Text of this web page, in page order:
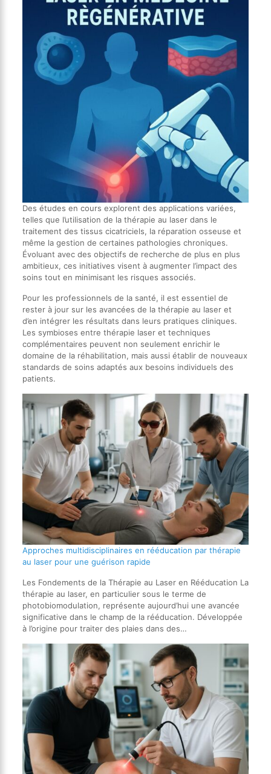
Des études en cours explorent des applications variées,
telles que l’utilisation de la thérapie au laser dans le
traitement des tissus cicatriciels, la réparation osseuse et
même la gestion de certaines pathologies chroniques.
Évoluant avec des objectifs de recherche de plus en plus
ambitieux, ces initiatives visent à augmenter l’impact des
soins tout en minimisant les risques associés.
Pour les professionnels de la santé, il est essentiel de
rester à jour sur les avancées de la thérapie au laser et
d’en intégrer les résultats dans leurs pratiques cliniques.
Les symbioses entre thérapie laser et techniques
complémentaires peuvent non seulement enrichir le
domaine de la réhabilitation, mais aussi établir de nouveaux
standards de soins adaptés aux besoins individuels des
patients.
Approches multidisciplinaires en rééducation par thérapie
au laser pour une guérison rapide
Les Fondements de la Thérapie au Laser en Rééducation La
thérapie au laser, en particulier sous le terme de
photobiomodulation, représente aujourd’hui une avancée
significative dans le champ de la rééducation. Développée
à l’origine pour traiter des plaies dans des…